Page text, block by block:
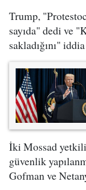
Trump,
sayıda" dedi ve
sakladığını"
İki Mossad
güvenlik
Gofman ve